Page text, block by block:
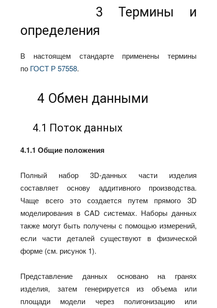
3 Термины и
определения
В настоящем стандарте применены термины
по ГОСТ Р 57558.
4 Обмен данными
4.1 Поток данных
4.1.1 Общие положения
Полный набор 3D-данных части изделия
составляет основу аддитивного производства.
Чаще всего это создается путем прямого 3D
моделирования в CAD системах. Наборы данных
также могут быть получены с помощью измерений,
если части деталей существуют в физической
форме (см. рисунок 1).
Представление данных основано на гранях
изделия, затем генерируется из объема или
площади модели через полигонизацию или